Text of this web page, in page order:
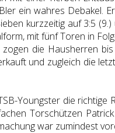
ein wahres Debakel.
kurzzeitig auf 3:5
mit fünf Toren in
die Hausherren
und zugleich die
Youngster die
Torschützen
war zumindest